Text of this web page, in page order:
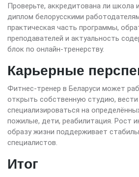
Проверьте, аккредитована ли школа
диплом белорусскими
практическая часть программы,
преподавателей и актуальность
блок по онлайн-тренерству.
Карьерные
Фитнес-тренер в Беларуси может
открыть собственную студию, вести
специализироваться на
пожилые, дети, реабилитация. Рост
образу жизни поддерживает
специалистов.
Итог